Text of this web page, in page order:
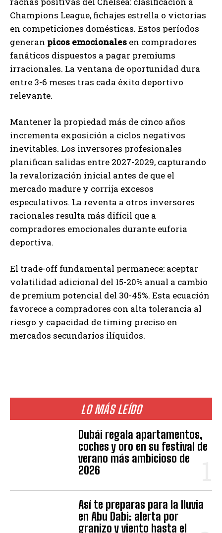
LO MÁS LEÍDO
Dubái regala apartamentos,
coches y oro en su festival de
verano más ambicioso de
2026
Así te preparas para la lluvia
en Abu Dabi: alerta por
granizo y viento hasta el
Champions League, fichajes estrella o victorias
en competiciones domésticas. Estos períodos
generan picos emocionales en compradores
fanáticos dispuestos a pagar premiums
irracionales. La ventana de oportunidad dura
entre 3-6 meses tras cada éxito deportivo
relevante.
Mantener la propiedad más de cinco años
incrementa exposición a ciclos negativos
inevitables. Los inversores profesionales
planifican salidas entre 2027-2029, capturando
la revalorización inicial antes de que el
mercado madure y corrija excesos
especulativos. La reventa a otros inversores
racionales resulta más difícil que a
compradores emocionales durante euforia
deportiva.
El trade-off fundamental permanece: aceptar
volatilidad adicional del 15-20% anual a cambio
de premium potencial del 30-45%. Esta ecuación
favorece a compradores con alta tolerancia al
riesgo y capacidad de timing preciso en
mercados secundarios ilíquidos.